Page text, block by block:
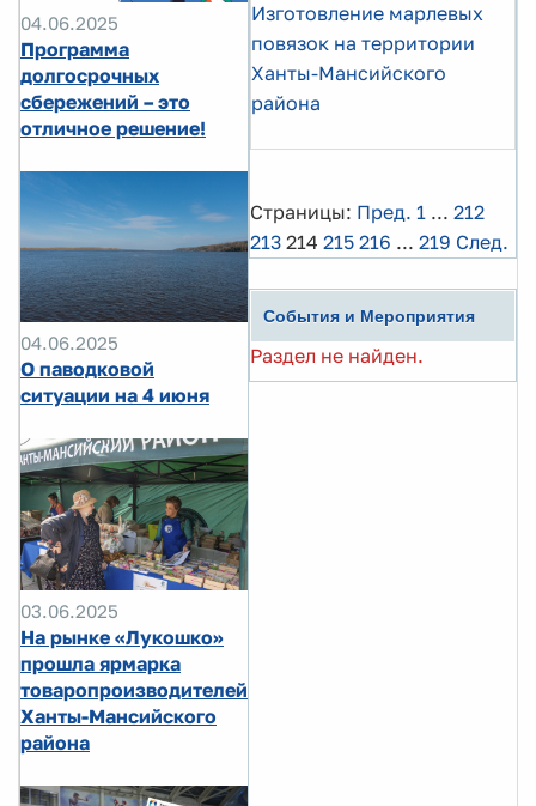
04.06.2025
Программа
долгосрочных
сбережений – это
отличное решение!
04.06.2025
О паводковой
ситуации на 4 июня
03.06.2025
На рынке «Лукошко»
прошла ярмарка
товаропроизводителей
Ханты-Мансийского
района
Изготовление марлевых
повязок на территории
Ханты-Мансийского
района
Страницы: Пред. 1 ... 212
213 214 215 216 ... 219 След.
События и Мероприятия
Раздел не найден.